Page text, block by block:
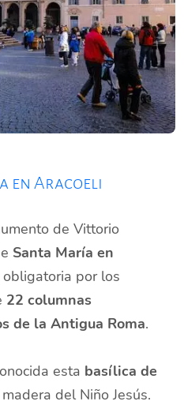
en Aracoeli
de Vittorio
Santa María en
por los
22 columnas
de la Antigua Roma.
esta basílica de
del Niño Jesús.